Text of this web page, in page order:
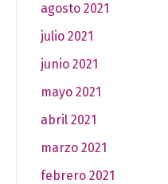
agosto 2021
julio 2021
junio 2021
mayo 2021
abril 2021
marzo 2021
febrero 2021